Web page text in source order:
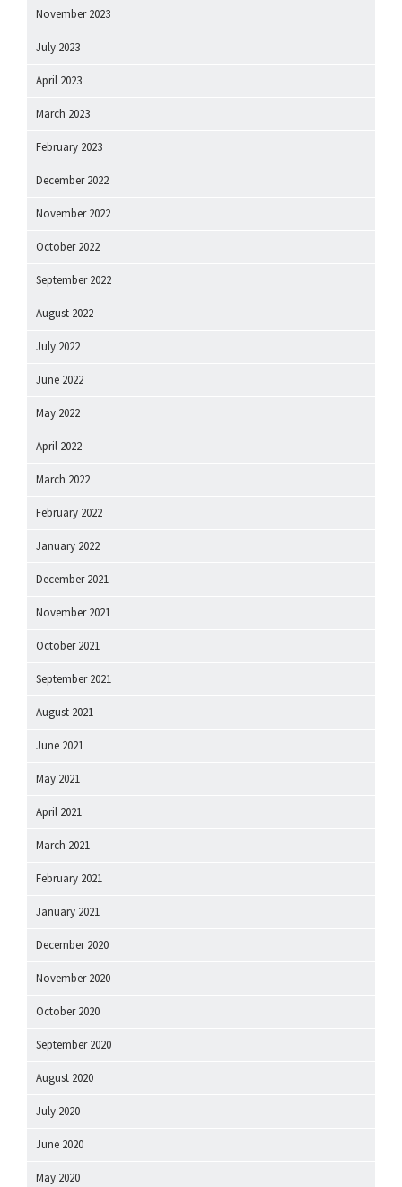
November 2023
July 2023
April 2023
March 2023
February 2023
December 2022
November 2022
October 2022
September 2022
August 2022
July 2022
June 2022
May 2022
April 2022
March 2022
February 2022
January 2022
December 2021
November 2021
October 2021
September 2021
August 2021
June 2021
May 2021
April 2021
March 2021
February 2021
January 2021
December 2020
November 2020
October 2020
September 2020
August 2020
July 2020
June 2020
May 2020